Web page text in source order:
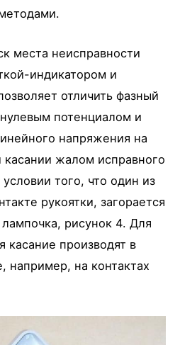
места неисправности
индикатором и
отличить фазный
потенциалом и
напряжения на
жалом исправного
того, что один из
рукоятки, загорается
рисунок 4. Для
касание производят в
например, на контактах